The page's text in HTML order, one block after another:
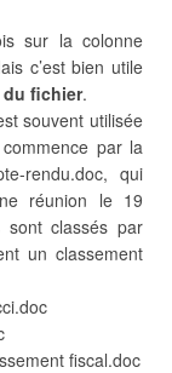
sur la colonne
c’est bien utile
du fichier.
souvent utilisée
par la
rendu.doc, qui
réunion le 19
sont classés par
un classement
fiscal.doc